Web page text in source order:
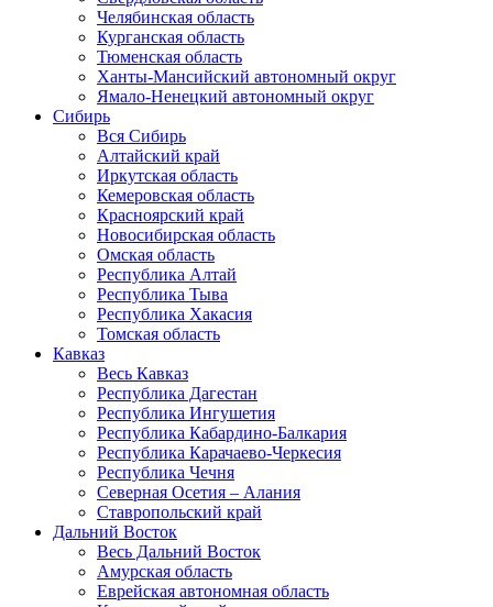
Челябинская область
Курганская область
Тюменская область
Ханты-Мансийский автономный округ
Ямало-Ненецкий автономный округ
Сибирь
Вся Сибирь
Алтайский край
Иркутская область
Кемеровская область
Красноярский край
Новосибирская область
Омская область
Республика Алтай
Республика Тыва
Республика Хакасия
Томская область
Кавказ
Весь Кавказ
Республика Дагестан
Республика Ингушетия
Республика Кабардино-Балкария
Республика Карачаево-Черкесия
Республика Чечня
Северная Осетия – Алания
Ставропольский край
Дальний Восток
Весь Дальний Восток
Амурская область
Еврейская автономная область